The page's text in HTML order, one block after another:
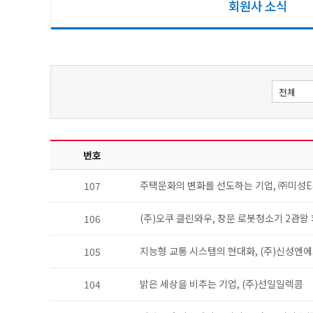
회원사 소식
번호
107 주택문화의 변화를 선도하는 기업, ㈜미성
106 (주)오쿠 클린와우, 창문 로봇청소기 2관왕
105 지능형 교통 시스템의 현대화, (주)신성엔
104 밝은 세상을 비추는 기업, (주)선일일렉콤